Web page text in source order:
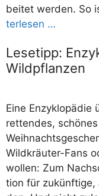
bei­tet wer­den. So
ter­le­sen …
Lesetipp:
Wildpflanzen
Eine Enzy­klo­pä­die
ret­ten­des,
Wil­­d­­­kräu­­­ter-Fans
wol­len: Zum
ti­on für